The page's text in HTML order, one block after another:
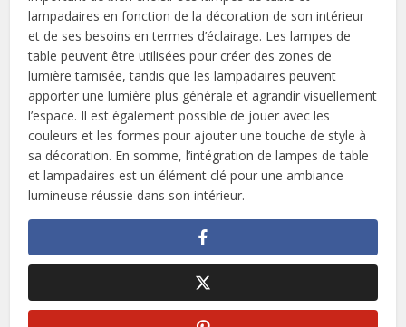
lampadaires en fonction de la décoration de son intérieur
et de ses besoins en termes d’éclairage. Les lampes de
table peuvent être utilisées pour créer des zones de
lumière tamisée, tandis que les lampadaires peuvent
apporter une lumière plus générale et agrandir visuellement
l’espace. Il est également possible de jouer avec les
couleurs et les formes pour ajouter une touche de style à
sa décoration. En somme, l’intégration de lampes de table
et lampadaires est un élément clé pour une ambiance
lumineuse réussie dans son intérieur.